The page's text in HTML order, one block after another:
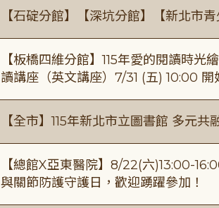
【石碇分館】【深坑分館】【新北市
【板橋四維分館】115年愛的閱讀時
讀講座（英文講座）7/31 (五) 10:00
【全市】115年新北市立圖書館 多元共
【總館X亞東醫院】8/22(六)13:00-
與關節防護守護日，歡迎踴躍參加！